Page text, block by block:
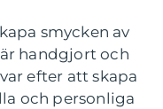
smycken av
handgjort och
efter att skapa
och personliga